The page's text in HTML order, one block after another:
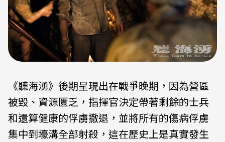
《聽海湧》後期呈現出在戰爭晚期，因為營區
被毀、資源匱乏，指揮官決定帶著剩餘的士兵
和還算健康的俘虜撤退，並將所有的傷病俘虜
集中到壕溝全部射殺，這在歷史上是真實發生